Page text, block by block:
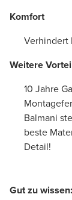
Komfort
Verhindert
Weitere
10 Jahre
Balmani
beste
Detail!
Gut zu wissen: